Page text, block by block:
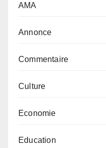
AMA
Annonce
Commentaire
Culture
Economie
Education